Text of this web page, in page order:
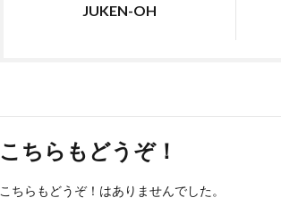
JUKEN-OH
こちらもどうぞ！
こちらもどうぞ！はありませんでした。